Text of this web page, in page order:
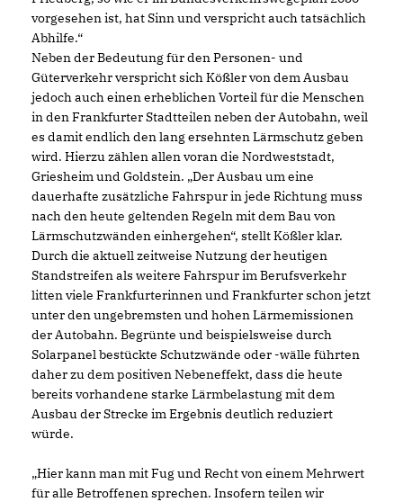
vorgesehen ist, hat Sinn und verspricht auch tatsächlich
Abhilfe.“
Neben der Bedeutung für den Personen- und
Güterverkehr verspricht sich Kößler von dem Ausbau
jedoch auch einen erheblichen Vorteil für die Menschen
in den Frankfurter Stadtteilen neben der Autobahn, weil
es damit endlich den lang ersehnten Lärmschutz geben
wird. Hierzu zählen allen voran die Nordweststadt,
Griesheim und Goldstein. „Der Ausbau um eine
dauerhafte zusätzliche Fahrspur in jede Richtung muss
nach den heute geltenden Regeln mit dem Bau von
Lärmschutzwänden einhergehen“, stellt Kößler klar.
Durch die aktuell zeitweise Nutzung der heutigen
Standstreifen als weitere Fahrspur im Berufsverkehr
litten viele Frankfurterinnen und Frankfurter schon jetzt
unter den ungebremsten und hohen Lärmemissionen
der Autobahn. Begrünte und beispielsweise durch
Solarpanel bestückte Schutzwände oder -wälle führten
daher zu dem positiven Nebeneffekt, dass die heute
bereits vorhandene starke Lärmbelastung mit dem
Ausbau der Strecke im Ergebnis deutlich reduziert
würde.
Hier kann man mit Fug und Recht von einem Mehrwert
für alle Betroffenen sprechen. Insofern teilen wir